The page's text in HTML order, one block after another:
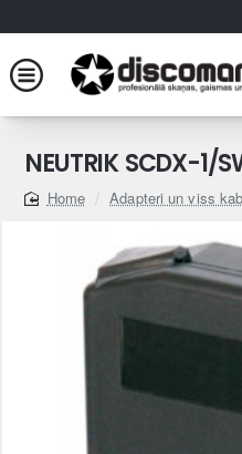
NEUTRIK SCDX-1/
home
Adapteri un viss